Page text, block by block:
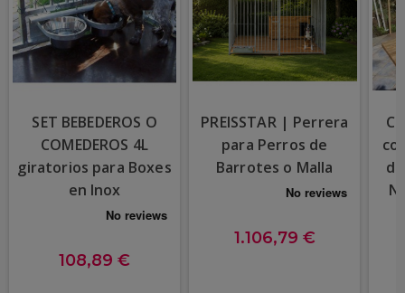
SET BEBEDEROS O
COMEDEROS 4L
giratorios para Boxes
en Inox
108,89 €
PREISSTAR | Perrera
para Perros de
Barrotes o Malla
1.106,79 €